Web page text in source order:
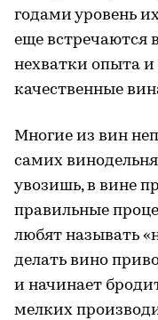
годами уровень
еще встречаются
нехватки опыта
качественные
Многие из вин
самих
увозишь, в вине
правильные
любят называть
делать вино
и начинает
мелких